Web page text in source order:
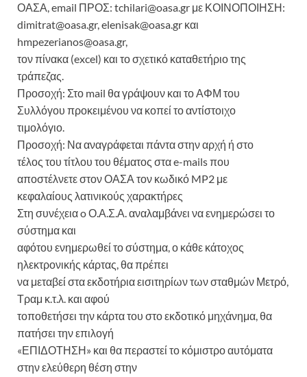
ΟΑΣΑ, email ΠΡΟΣ: tchilari@oasa.gr με ΚΟΙΝΟΠΟΙΗΣΗ:
dimitrat@oasa.gr, elenisak@oasa.gr και
hmpezerianos@oasa.gr,
τον πίνακα (excel) και το σχετικό καταθετήριο της
τράπεζας.
Προσοχή: Στο mail θα γράψουν και το ΑΦΜ του
Συλλόγου προκειμένου να κοπεί το αντίστοιχο
τιμολόγιο.
Προσοχή: Να αναγράφεται πάντα στην αρχή ή στο
τέλος του τίτλου του θέματος στα e-mails που
αποστέλνετε στον ΟΑΣΑ τον κωδικό MP2 με
κεφαλαίους λατινικούς χαρακτήρες
Στη συνέχεια o Ο.Α.Σ.Α. αναλαμβάνει να ενημερώσει το
σύστημα και
αφότου ενημερωθεί το σύστημα, ο κάθε κάτοχος
ηλεκτρονικής κάρτας, θα πρέπει
να μεταβεί στα εκδοτήρια εισιτηρίων των σταθμών Μετρό,
Τραμ κ.τ.λ. και αφού
τοποθετήσει την κάρτα του στο εκδοτικό μηχάνημα, θα
πατήσει την επιλογή
«ΕΠΙΔΟΤΗΣΗ» και θα περαστεί το κόμιστρο αυτόματα
στην ελεύθερη θέση στην